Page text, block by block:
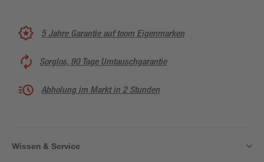
5 Jahre Garantie auf toom Eigenmarken
Sorglos, 90 Tage Umtauschgarantie
Abholung im Markt in 2 Stunden
Wissen & Service